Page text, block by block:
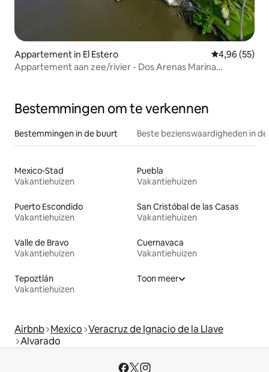
Appartement in El Estero Gemiddelde
4,96 (55)
Appartement aan zee/rivier - Dos Arenas Marina
Bestemmingen om te verkennen
Bestemmingen in de buurt Beste bezienswaardigheden in
Mexico-Stad
Vakantiehuizen
Puebla
Vakantiehuizen
Puerto Escondido
Vakantiehuizen
San Cristóbal de las Casas
Vakantiehuizen
Valle de Bravo
Vakantiehuizen
Cuernavaca
Vakantiehuizen
Tepoztlán
Vakantiehuizen
Toon meer
Airbnb Mexico Veracruz de Ignacio de la Llave
Alvarado